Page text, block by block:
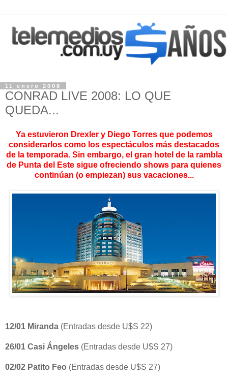
11 enero 2008
CONRAD LIVE 2008: LO QUE
QUEDA...
Ya estuvieron Drexler y Diego Torres que podemos
considerarlos como los espectáculos más destacados
de la temporada. Sin embargo, el gran hotel de la rambla
de Punta del Este sigue ofreciendo shows para quienes
continúan (o empiezan) sus vacaciones...
12/01 Miranda (Entradas desde U$S 22)
26/01 Casi Ángeles (Entradas desde U$S 27)
02/02 Patito Feo (Entradas desde U$S 27)